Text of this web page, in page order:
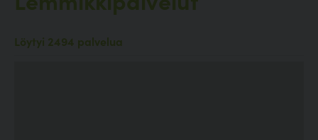
Löytyi 2494 palvelua